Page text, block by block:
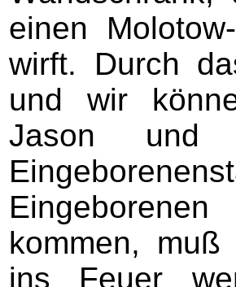
einen
wirft. Durch
und wir
Jason
kommen,
ins Feuer